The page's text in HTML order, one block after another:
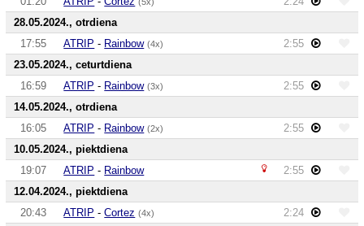
28.05.2024., otrdiena
17:55
ATRIP - Rainbow (4x)
2:55
23.05.2024., ceturtdiena
16:59
ATRIP - Rainbow (3x)
2:55
14.05.2024., otrdiena
16:05
ATRIP - Rainbow (2x)
2:55
10.05.2024., piektdiena
19:07
ATRIP - Rainbow
2:55
12.04.2024., piektdiena
20:43
ATRIP -Cortez (4x)
2:24